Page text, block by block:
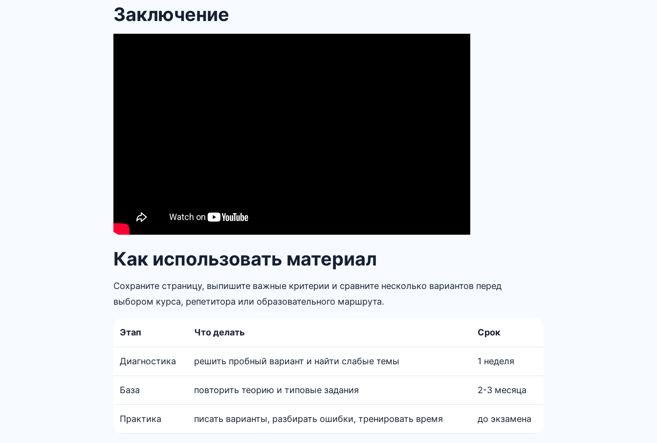
Заключение
Как использовать материал
Сохраните страницу, выпишите важные критерии и сравните несколько вариантов перед
выбором курса, репетитора или образовательного маршрута.
Этап Что делать Срок
Диагностика решить пробный вариант и найти слабые темы 1 неделя
База повторить теорию и типовые задания 2-3 месяца
Практика писать варианты, разбирать ошибки, тренировать время до экзамена